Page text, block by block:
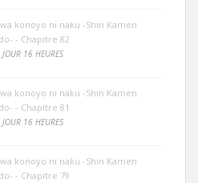
konoyo ni naku -Shin Kamen
- Chapitre 82
16 HEURES
konoyo ni naku -Shin Kamen
- Chapitre 81
16 HEURES
konoyo ni naku -Shin Kamen
- Chapitre 79